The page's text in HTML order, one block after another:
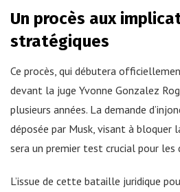
Un procès aux
stratégiques
Ce procès, qui débutera
devant la juge Yvonne Gonzalez
plusieurs années. La demande
déposée par Musk, visant à bloquer
sera un premier test crucial pour les
L’issue de cette bataille juridique